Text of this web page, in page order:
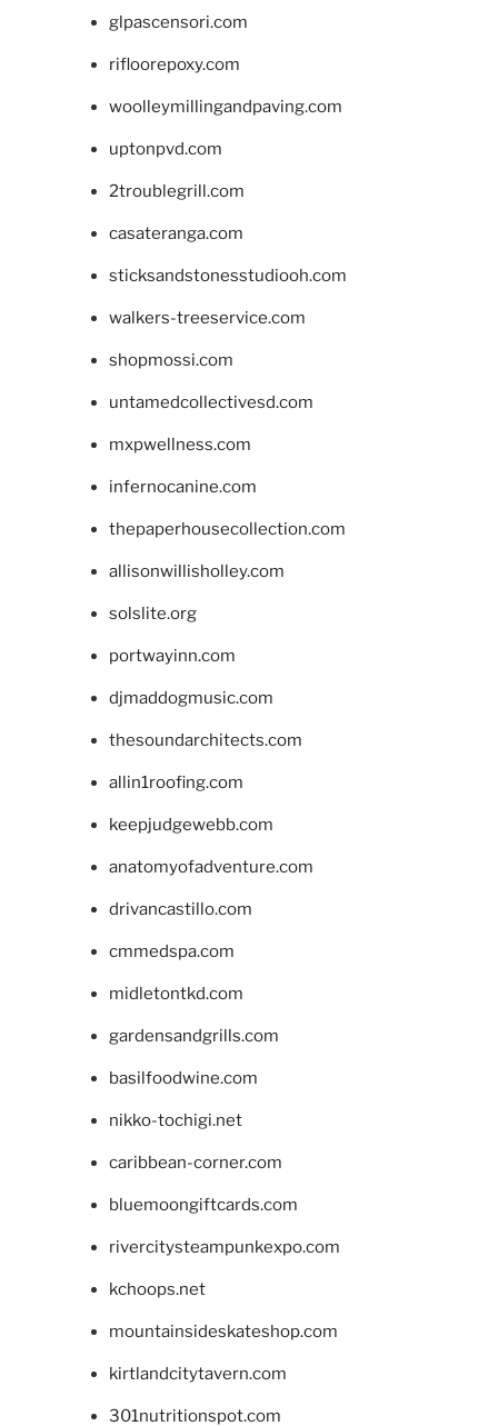
glpascensori.com
rifloorepoxy.com
woolleymillingandpaving.com
uptonpvd.com
2troublegrill.com
casateranga.com
sticksandstonesstudiooh.com
walkers-treeservice.com
shopmossi.com
untamedcollectivesd.com
mxpwellness.com
infernocanine.com
thepaperhousecollection.com
allisonwillisholley.com
solslite.org
portwayinn.com
djmaddogmusic.com
thesoundarchitects.com
allin1roofing.com
keepjudgewebb.com
anatomyofadventure.com
drivancastillo.com
cmmedspa.com
midletontkd.com
gardensandgrills.com
basilfoodwine.com
nikko-tochigi.net
caribbean-corner.com
bluemoongiftcards.com
rivercitysteampunkexpo.com
kchoops.net
mountainsideskateshop.com
kirtlandcitytavern.com
301nutritionspot.com